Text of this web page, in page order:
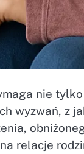
nie
wyzwań, z
relacje